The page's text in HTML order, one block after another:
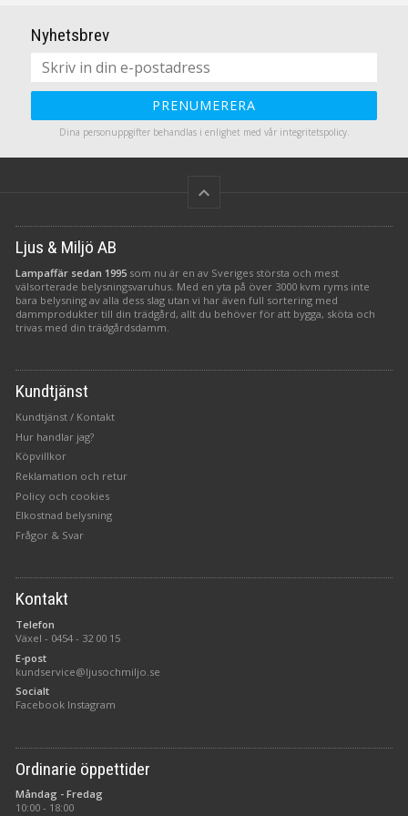
Nyhetsbrev
PRENUMERERA
Dina personuppgifter behandlas i enlighet med vår integritetspolicy.
keyboard_arrow_up
Ljus & Miljö AB
Lampaffär sedan 1995 som nu är en av Sveriges största och mest
välsorterade belysningsvaruhus. Med en yta på över 3000 kvm ryms inte
bara belysning av alla dess slag utan vi har även full sortering med
dammprodukter till din trädgård, allt du behöver för att bygga, sköta och
trivas med din trädgårdsdamm.
Kundtjänst
Kundtjänst / Kontakt
Hur handlar jag?
Köpvillkor
Reklamation och retur
Policy och cookies
Elkostnad belysning
Frågor & Svar
Kontakt
Telefon
Växel - 0454 - 32 00 15
E-post
kundservice@ljusochmiljo.se
Socialt
Facebook Instagram
Ordinarie öppettider
Måndag - Fredag
10:00 - 18:00